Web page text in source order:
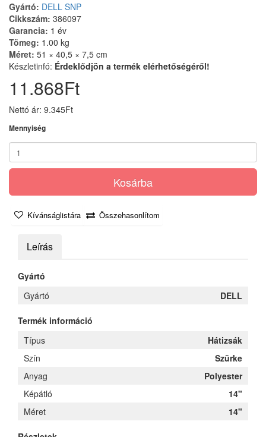
Gyártó: DELL SNP
Cikkszám: 386097
Garancia: 1 év
Tömeg: 1.00 kg
Méret: 51 × 40,5 × 7,5 cm
Készletinfó: Érdeklődjön a termék elérhetőségéről!
11.868Ft
Nettó ár: 9.345Ft
Mennyiség
Kosárba
Kívánságlistára Összehasonlítom
Leírás
Gyártó
Gyártó
DELL
Termék információ
Típus
Hátizsák
Szín
Szürke
Anyag
Polyester
Képátló
14"
Méret
14"